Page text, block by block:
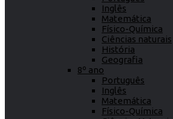
Inglês
Matemática
Físico-Química
Ciências naturais
História
Geografia
8º ano
Português
Inglês
Matemática
Físico-Química